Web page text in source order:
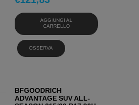
AGGIUNGI AL
CARRELLO
OSSERVA
BFGOODRICH
ADVANTAGE SUV ALL-